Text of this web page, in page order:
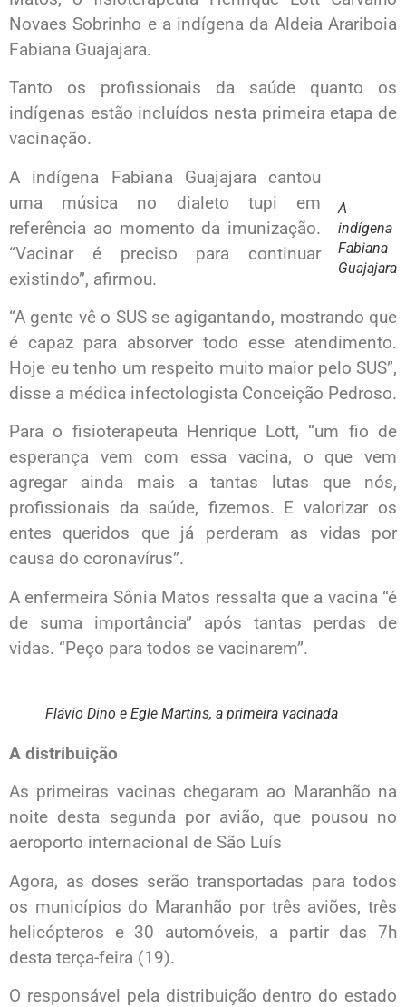
Novaes Sobrinho e a indígena da Aldeia Arariboia
Fabiana Guajajara.
Tanto os profissionais da saúde quanto os
indígenas estão incluídos nesta primeira etapa de
vacinação.
A
indígena
Fabiana
Guajajara
A indígena Fabiana Guajajara cantou
uma música no dialeto tupi em
referência ao momento da imunização.
“Vacinar é preciso para continuar
existindo”, afirmou.
“A gente vê o SUS se agigantando, mostrando que
é capaz para absorver todo esse atendimento.
Hoje eu tenho um respeito muito maior pelo SUS”,
disse a médica infectologista Conceição Pedroso.
Para o fisioterapeuta Henrique Lott, “um fio de
esperança vem com essa vacina, o que vem
agregar ainda mais a tantas lutas que nós,
profissionais da saúde, fizemos. E valorizar os
entes queridos que já perderam as vidas por
causa do coronavírus”.
A enfermeira Sônia Matos ressalta que a vacina “é
de suma importância” após tantas perdas de
vidas. “Peço para todos se vacinarem”.
Flávio Dino e Egle Martins, a primeira vacinada
A distribuição
As primeiras vacinas chegaram ao Maranhão na
noite desta segunda por avião, que pousou no
aeroporto internacional de São Luís
Agora, as doses serão transportadas para todos
os municípios do Maranhão por três aviões, três
helicópteros e 30 automóveis, a partir das 7h
desta terça-feira (19).
O responsável pela distribuição dentro do estado